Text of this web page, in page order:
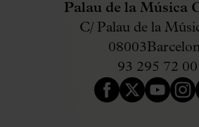
Palau de la Música
C/ Palau de la
08003
93 295 72 00